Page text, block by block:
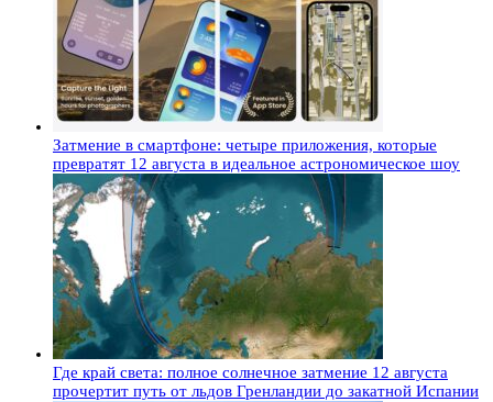
Затмение в смартфоне: четыре приложения, которые
превратят 12 августа в идеальное астрономическое шоу
Где край света: полное солнечное затмение 12 августа
прочертит путь от льдов Гренландии до закатной Испании